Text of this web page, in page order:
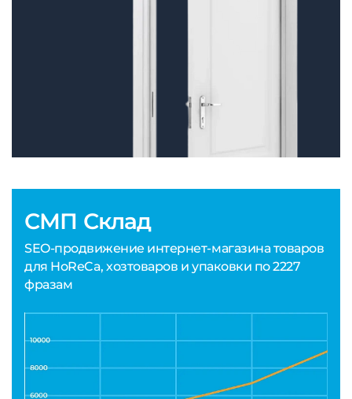
СМП Склад
SEO-продвижение интернет-магазина товаров
для HoReCa, хозтоваров и упаковки по 2227
фразам